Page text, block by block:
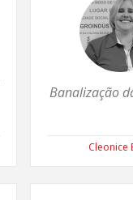
Banalização
Cleonice